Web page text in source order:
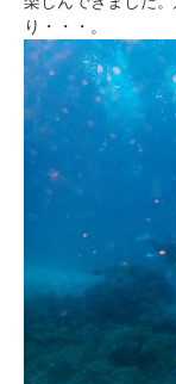
り・・・。